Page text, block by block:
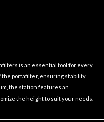
is an essential tool for every
the portafilter, ensuring stability
the station features an
the height to suit your needs.